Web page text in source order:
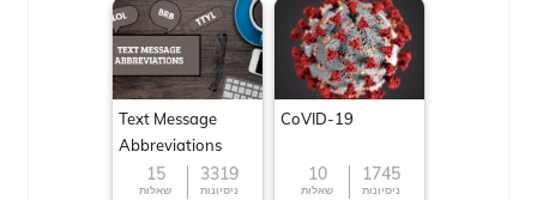
Text Message
Abbreviations
15
שאלות
3319
ניסיונות
CoVID-19
10
שאלות
1745
ניסיונות